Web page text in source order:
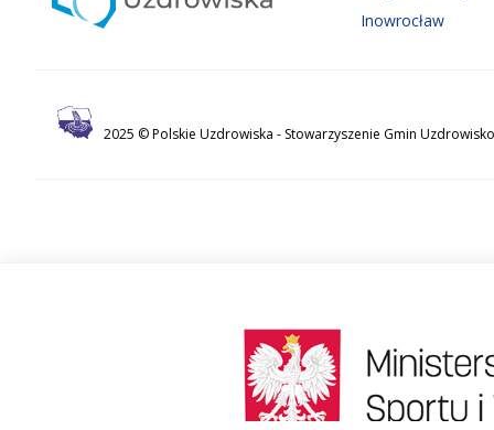
Inowrocław
2025 © Polskie Uzdrowiska - Stowarzyszenie Gmin